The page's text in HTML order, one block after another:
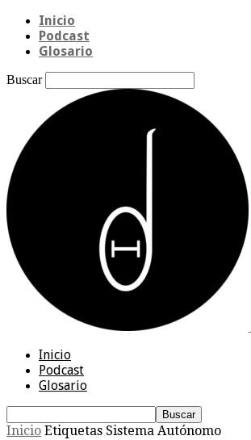
Inicio
Podcast
Glosario
Buscar
Inicio
Podcast
Glosario
Inicio Etiquetas Sistema Autónomo